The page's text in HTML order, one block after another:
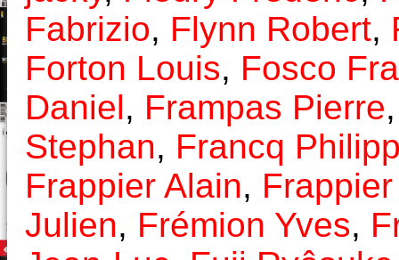
Fabrizio, Flynn Robert,
Forton Louis, Fosco
Daniel, Frampas Pierre
Stephan, Francq
Frappier Alain,
Julien, Frémion Yves,